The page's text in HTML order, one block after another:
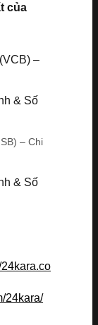
của
–
& Số
– Chi
& Số
24kara/